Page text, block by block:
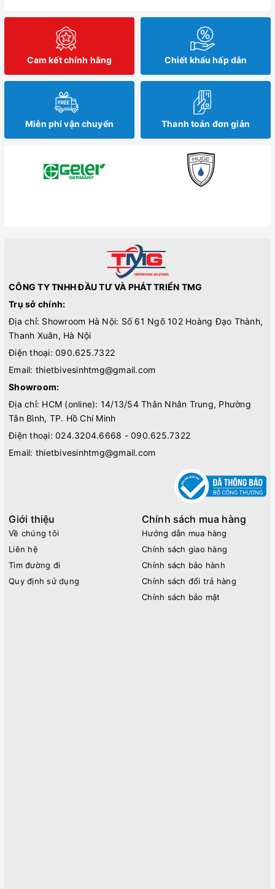
Cam kết chính hãng Chiết khấu hấp dẫn
Miễn phí vận chuyển Thanh toán đơn giản
CÔNG TY TNHH ĐẦU TƯ VÀ PHÁT TRIỂN TMG
Trụ sở chính:
Địa chỉ: Showroom Hà Nội: Số 61 Ngõ 102 Hoàng Đạo Thành,
Thanh Xuân, Hà Nội
Điện thoại: 090.625.7322
Email: thietbivesinhtmg@gmail.com
Showroom:
Địa chỉ: HCM (online): 14/13/54 Thân Nhân Trung, Phường
Tân Bình, TP. Hồ Chí Minh
Điện thoại: 024.3204.6668 - 090.625.7322
Email: thietbivesinhtmg@gmail.com
Giới thiệu
Về chúng tôi
Liên hệ
Tìm đường đi
Quy định sử dụng
Chính sách mua hàng
Hướng dẫn mua hàng
Chính sách giao hàng
Chính sách bảo hành
Chính sách đổi trả hàng
Chính sách bảo mật